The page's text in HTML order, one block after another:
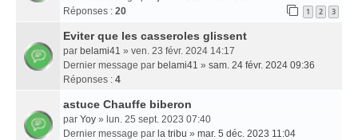
Réponses : 20 1 2 3
Eviter que les casseroles glissent
par belami41 » ven. 23 févr. 2024 14:17
Dernier message par belami41 » sam. 24 févr. 2024 09:36
Réponses : 4
astuce Chauffe biberon
par Yoy » lun. 25 sept. 2023 07:40
Dernier message par la tribu » mar. 5 déc. 2023 11:04